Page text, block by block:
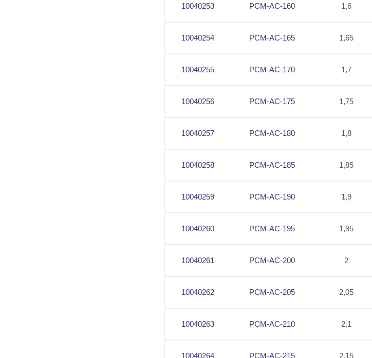
10040253 PCM-AC-160 1,6
10040254 PCM-AC-165 1,65
10040255 PCM-AC-170 1,7
10040256 PCM-AC-175 1,75
10040257 PCM-AC-180 1,8
10040258 PCM-AC-185 1,85
10040259 PCM-AC-190 1,9
10040260 PCM-AC-195 1,95
10040261 PCM-AC-200 2
10040262 PCM-AC-205 2,05
10040263 PCM-AC-210 2,1
10040264 PCM-AC-215 2,15